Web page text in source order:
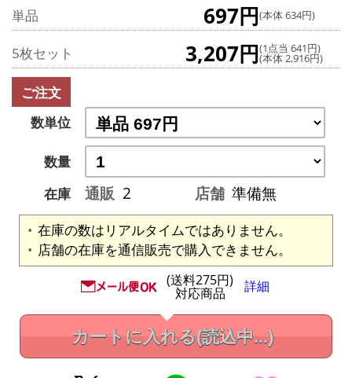
単品 697円(本体 634円)
5枚セット 3,207円(1点当 641円)
(本体 2,916円)
ご注文
数単位
数量
在庫
通販 2 店舗 準備無
在庫の数はリアルタイムではありません。
店舗の在庫を通信販売で購入できません。
(送料275円)
対応商品 詳細
カートに入れる(読込中...)